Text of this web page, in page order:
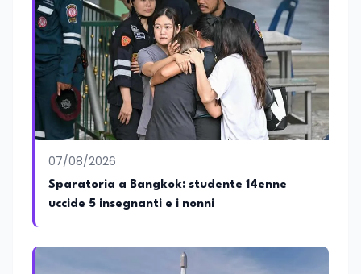
07/08/2026
Sparatoria a Bangkok: studente 14enne
uccide 5 insegnanti e i nonni